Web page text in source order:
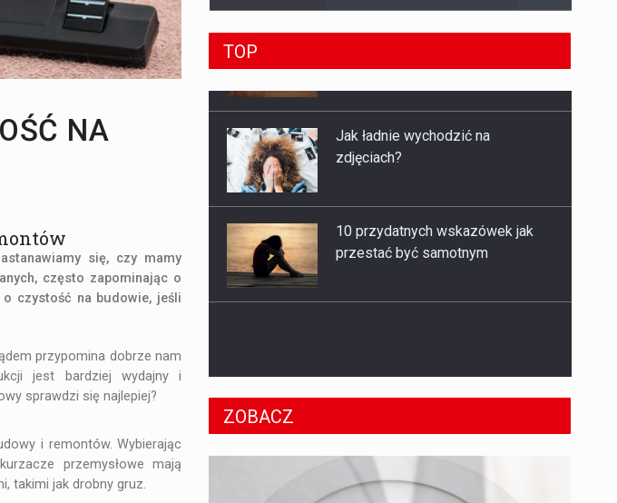
NA
się, czy mamy
często zapominając o
czystość na budowie, jeśli
przypomina dobrze nam
jest bardziej wydajny i
sprawdzi się najlepiej?
i remontów. Wybierając
przemysłowe mają
takimi jak drobny gruz.
TOP
Jak ładnie wychodzić na
zdjęciach?
10 przydatnych wskazówek jak
przestać być samotnym
W jaki sposób wrażliwe osoby
ZOBACZ